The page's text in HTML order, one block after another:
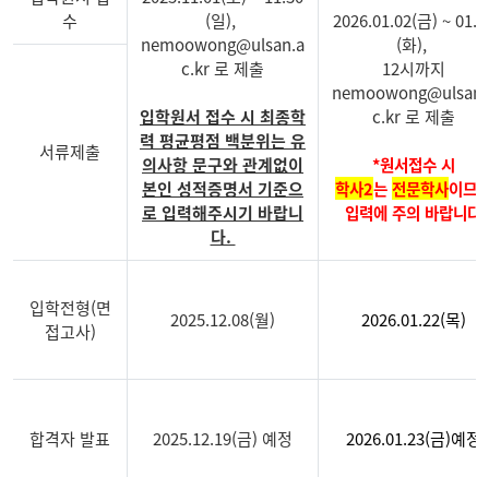
수
(일),
nemoowong@ulsan.a
c.kr 로 제출
입학원서 접수 시 최종학
력 평균평점 백분위는 유
의사항 문구와 관계없이
본인 성적증명서 기준으
로 입력해주시기 바랍니
다.
2026.01.02(금) ~
(화),
12시까지
c.kr 로 제출
*원서접수 시
학사2는전문학사이므
입력에 주의 바랍니다
서류제출
입학전형(면
접고사)
2025.12.08(월) 2026.01.22(목)
합격자 발표 2025.12.19(금) 예정 2026.01.23(금)예정